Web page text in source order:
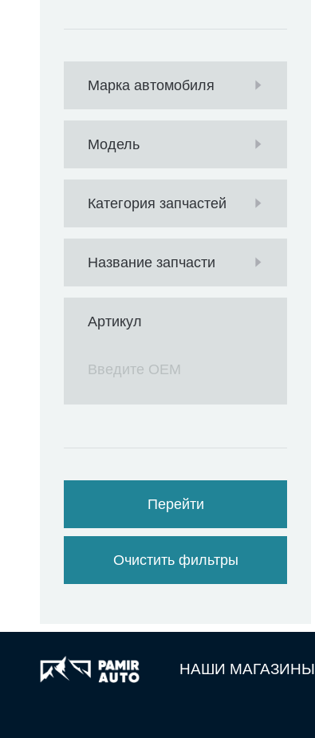
Марка автомобиля
Модель
Категория запчастей
Название запчасти
Артикул
Перейти
Очистить фильтры
НАШИ МАГАЗИНЫ